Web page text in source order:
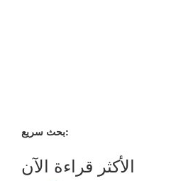
بحث سريع:
الأكثر قراءة الآن